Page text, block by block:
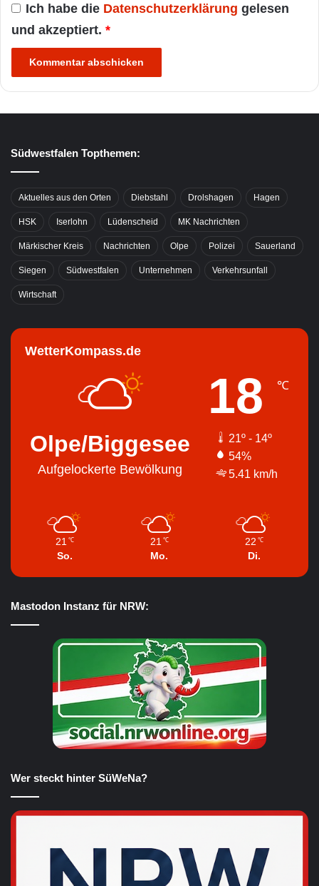
Ich habe die Datenschutzerklärung gelesen
und akzeptiert. *
Südwestfalen Topthemen:
Aktuelles aus den Orten Diebstahl Drolshagen Hagen
HSK Iserlohn Lüdenscheid MK Nachrichten
Märkischer Kreis Nachrichten Olpe Polizei Sauerland
Siegen Südwestfalen Unternehmen Verkehrsunfall
Wirtschaft
WetterKompass.de
Olpe/Biggesee
Aufgelockerte Bewölkung
18 ℃
21º - 14º
54%
5.41 km/h
21 ℃
So.
21 ℃
Mo.
22 ℃
Di.
Mastodon Instanz für NRW:
Wer steckt hinter SüWeNa?